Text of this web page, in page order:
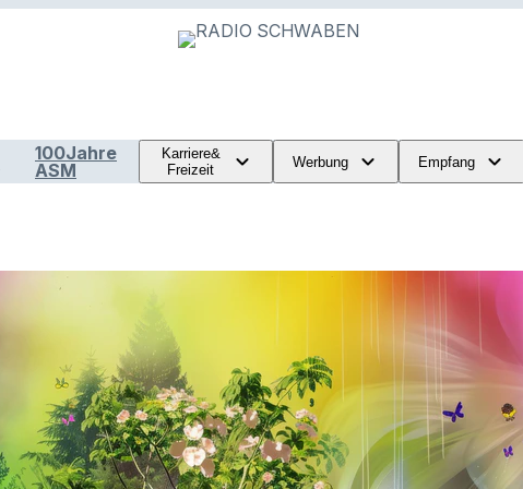
100Jahre
ASM
Karriere&
Freizeit
Werbung Empfang